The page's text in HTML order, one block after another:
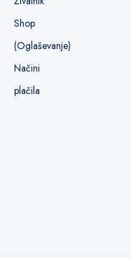
Shop
(Oglaševanje)
Načini
plačila